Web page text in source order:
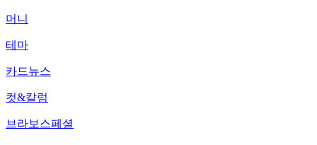
머니
테마
카드뉴스
컷&칼럼
브라보스페셜